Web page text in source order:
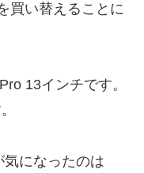
買い替えることに
13インチです。
になったのは